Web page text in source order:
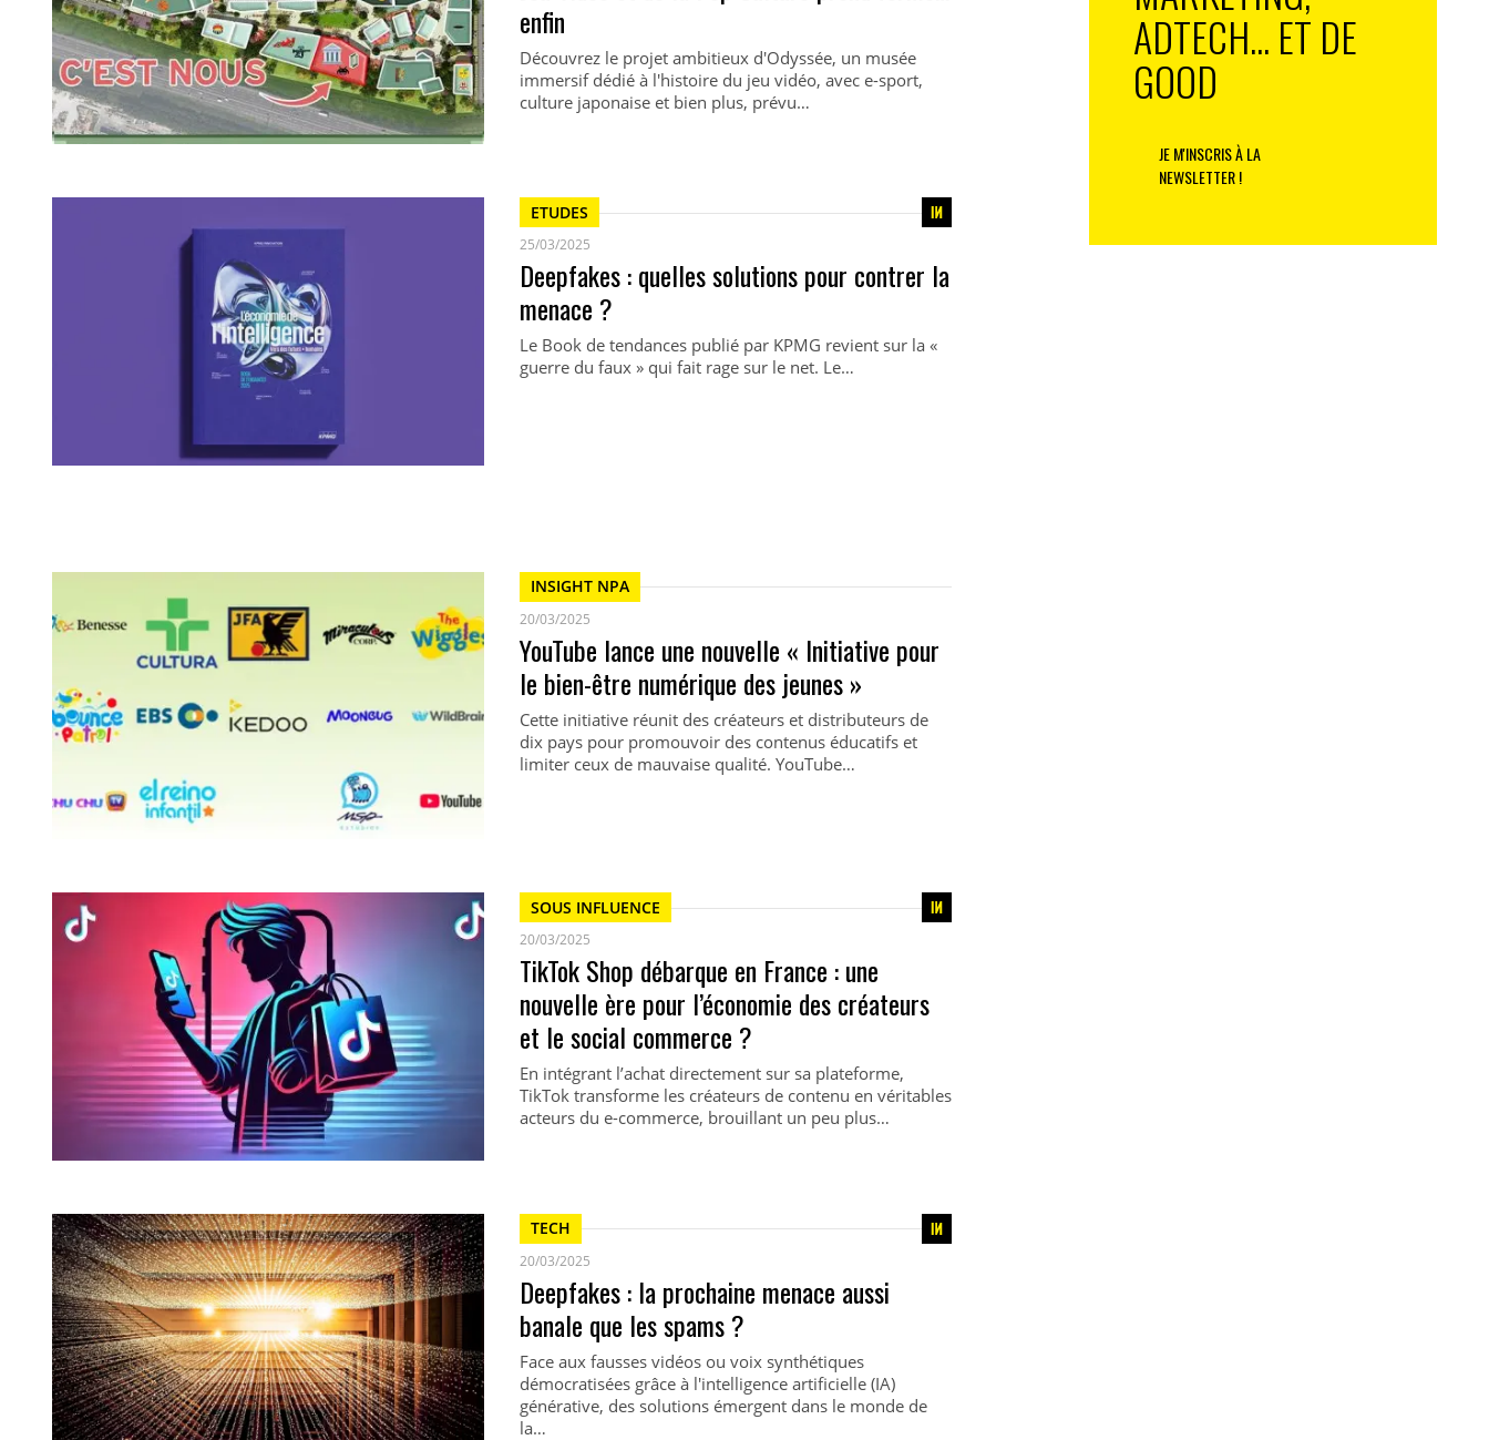
enfin
Découvrez le projet ambitieux d'Odyssée, un musée
immersif dédié à l'histoire du jeu vidéo, avec e-sport,
culture japonaise et bien plus, prévu…
ETUDES
25/03/2025
Deepfakes : quelles solutions pour contrer la
menace ?
Le Book de tendances publié par KPMG revient sur la «
guerre du faux » qui fait rage sur le net. Le…
INSIGHT NPA
20/03/2025
YouTube lance une nouvelle « Initiative pour
le bien-être numérique des jeunes »
Cette initiative réunit des créateurs et distributeurs de
dix pays pour promouvoir des contenus éducatifs et
limiter ceux de mauvaise qualité. YouTube…
SOUS INFLUENCE
20/03/2025
TikTok Shop débarque en France : une
nouvelle ère pour l’économie des créateurs
et le social commerce ?
En intégrant l’achat directement sur sa plateforme,
TikTok transforme les créateurs de contenu en véritables
acteurs du e-commerce, brouillant un peu plus…
TECH
20/03/2025
Deepfakes : la prochaine menace aussi
banale que les spams ?
Face aux fausses vidéos ou voix synthétiques
démocratisées grâce à l'intelligence artificielle (IA)
générative, des solutions émergent dans le monde de
la…
ADTECH... ET DE
GOOD
JE M'INSCRIS À LA
NEWSLETTER !